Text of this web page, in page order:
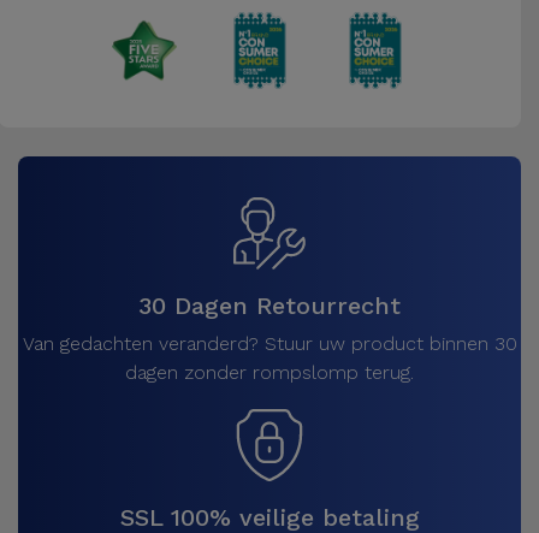
Kids
30 Dagen Retourrecht
Van gedachten veranderd? Stuur uw product binnen 30
dagen zonder rompslomp terug.
SSL 100% veilige betaling